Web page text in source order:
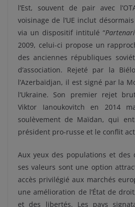
l’Est, souvent de pair avec
voisinage de l’UE inclut
via un dispositif intitulé “
2009, celui-ci propose un
des anciennes républiques
d’association. Rejeté par la
l’Azerbaïdjan, il est signé par la
l’Ukraine. Son premier rejet
Viktor Ianoukovitch en 2014
soulèvement de Maïdan, qui
président pro-russe et le conflit
Aux yeux des populations et des
ses valeurs sont une option
accès privilégié aux marchés
une amélioration de l’État de
et des libertés. Les pays